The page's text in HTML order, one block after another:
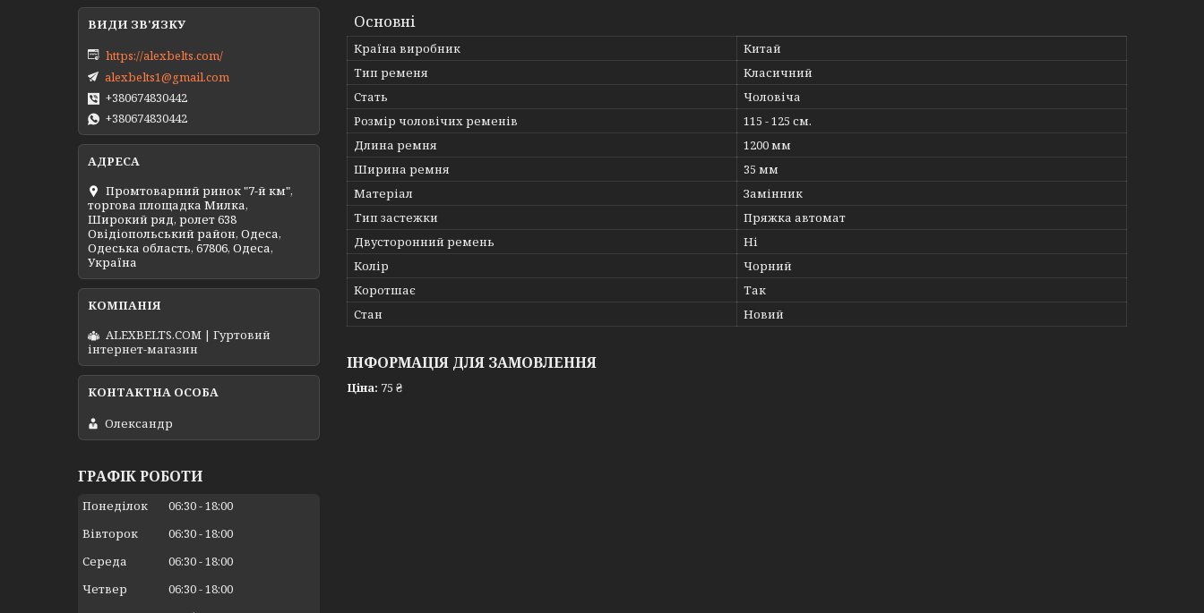
Основні
Країна виробник
Китай
Тип ременя
Класичний
Стать
Чоловіча
Розмір чоловічих ременів
115 - 125 см.
Длина ремня
1200 мм
Ширина ремня
35 мм
Матеріал
Замінник
Тип застежки
Пряжка автомат
Двусторонний ремень
Ні
Колір
Чорний
Коротшає
Так
Стан
Новий
ІНФОРМАЦІЯ ДЛЯ ЗАМОВЛЕННЯ
Ціна: 75 ₴
https://alexbelts.com/
alexbelts1@gmail.com
+380674830442
+380674830442
Промтоварний ринок "7-й км",
торгова площадка Милка,
Широкий ряд, ролет 638
Овідіопольський район, Одеса,
Одеська область, 67806, Одеса,
Україна
ALEXBELTS.COM | Гуртовий
інтернет-магазин
Олександр
ГРАФІК РОБОТИ
Понеділок 06:30 18:00
Вівторок
06:30 18:00
Середа
06:30 18:00
Четвер
06:30 18:00